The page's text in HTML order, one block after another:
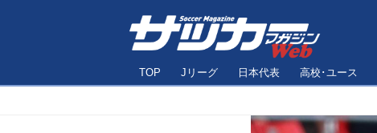
TOP Jリーグ 日本代表 高校･ユース